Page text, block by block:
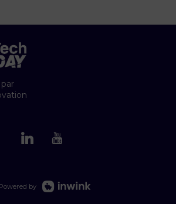
Powered by